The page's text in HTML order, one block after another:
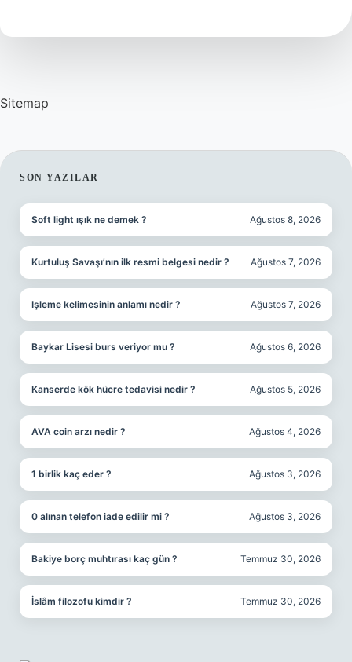
Var
Sitemap
SIDEBAR
SON YAZILAR
Soft light ışık ne demek ? Ağustos 8, 2026
Kurtuluş Savaşı’nın ilk resmi belgesi nedir ? Ağustos 7, 2026
Işleme kelimesinin anlamı nedir ? Ağustos 7, 2026
Baykar Lisesi burs veriyor mu ? Ağustos 6, 2026
Kanserde kök hücre tedavisi nedir ? Ağustos 5, 2026
AVA coin arzı nedir ? Ağustos 4, 2026
1 birlik kaç eder ? Ağustos 3, 2026
0 alınan telefon iade edilir mi ? Ağustos 3, 2026
Bakiye borç muhtırası kaç gün ? Temmuz 30, 2026
İslâm filozofu kimdir ? Temmuz 30, 2026